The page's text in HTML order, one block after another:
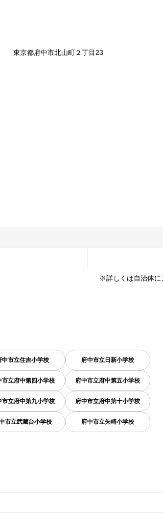
東京都府中市北山町２丁目23
※詳しくは自治体に
中市立住吉小学校 府中市立日新小学校
市立府中第四小学校 府中市立府中第五小学校
市立府中第九小学校 府中市立府中第十小学校
市立武蔵台小学校 府中市立矢崎小学校